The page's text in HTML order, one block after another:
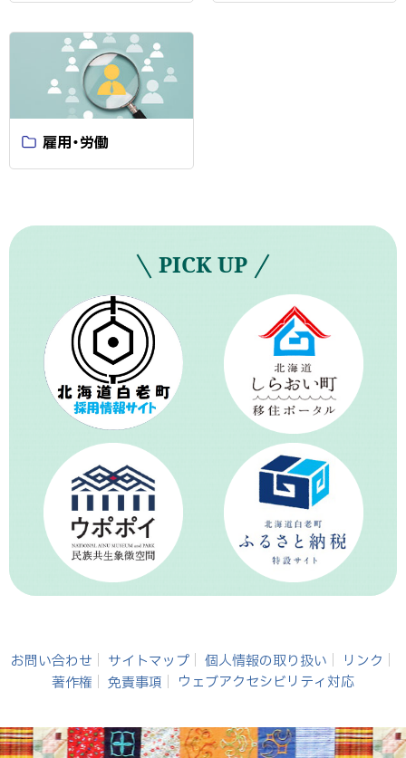
雇用・労働
PICK UP
お問い合わせ サイトマップ 個人情報の取り扱い
リンク
著作権
免責事項 ウェブアクセシビリティ対応